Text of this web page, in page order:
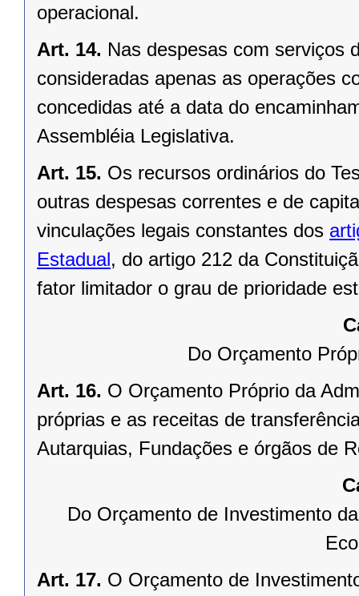
operacional.
Art. 14. Nas despesas com serviços
consideradas apenas as operações
concedidas até a data do
Assembléia Legislativa.
Art. 15. Os recursos ordinários do
outras despesas correntes e de
vinculações legais constantes dos
Estadual, do artigo 212 da
fator limitador o grau de prioridade
Do Orçamento
Art. 16. O Orçamento Próprio da
próprias e as receitas de
Autarquias, Fundações e órgãos de
Do Orçamento de Investimento
Art. 17. O Orçamento de